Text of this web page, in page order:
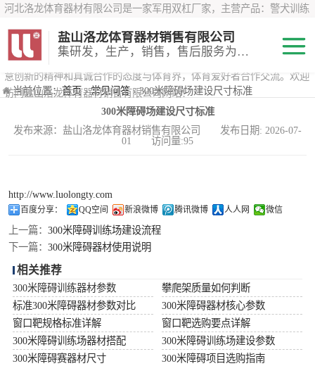
河北洛龙体育器材有限公司是一家军用双杠厂家，主营产品：警犬训练
*训练器材、400米障碍器材、军用单杠、军用双杠、军犬训练器材等训
练器材，咨询攀岩墙价格？在线咨询客服，公司以顾客至上的原则，锐
意创新的精神和真诚合作的态度与体育界，体育爱好者合作交流。欢迎
访问盐山洛龙体育器材销售有限公司网站！
盐山洛龙体育器材销售有限公司
集研发，生产，销售，售后服务为一体
当前位置：首页›常见问答› 300米障碍场建设尺寸标准
300米障碍场建设尺寸标准
发布来源：盐山洛龙体育器材销售有限公司 发布日期: 2026-07-
01 访问量:95
http://www.luolongty.com
百度分享： QQ空间 新浪微博 腾讯微博 人人网 微信
上一篇： 300米障碍训练场建设流程
下一篇： 300米障碍器材使用说明
相关推荐
300米障碍训练器材参数
攀爬架质量如何判断
标准300米障碍器材参数对比
300米障碍器材核心参数
窗口靶规格标准详解
窗口靶选购要点详解
300米障碍训练场器材搭配
300米障碍训练场建设参数
300米障碍赛器材尺寸
300米障碍项目选购指南
200米障碍器材
心理行为训练器
警犬训练器材
军用单双杠
400米障碍器材